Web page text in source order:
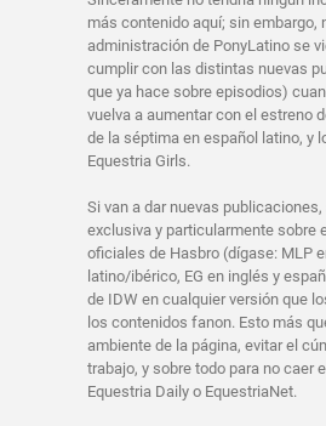
más contenido aquí; sin embargo,
administración de PonyLatino se
cumplir con las distintas nuevas
que ya hace sobre episodios)
vuelva a aumentar con el estreno
de la séptima en español latino, y
Equestria Girls.
Si van a dar nuevas
exclusiva y particularmente sobre
oficiales de Hasbro (dígase: MLP
latino/ibérico, EG en inglés y
de IDW en cualquier versión que
los contenidos fanon. Esto más
ambiente de la página, evitar el
trabajo, y sobre todo para no caer
Equestria Daily o EquestriaNet.